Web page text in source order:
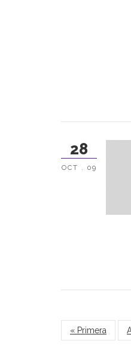
28
OCT . 09
Páginas
« Primera